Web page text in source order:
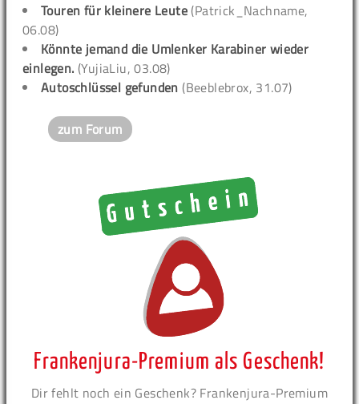
Touren für kleinere Leute (Patrick_Nachname,
06.08)
Könnte jemand die Umlenker Karabiner wieder
einlegen. (YujiaLiu, 03.08)
Autoschlüssel gefunden (Beeblebrox, 31.07)
zum Forum
Frankenjura-Premium als Geschenk!
Dir fehlt noch ein Geschenk? Frankenjura-Premium